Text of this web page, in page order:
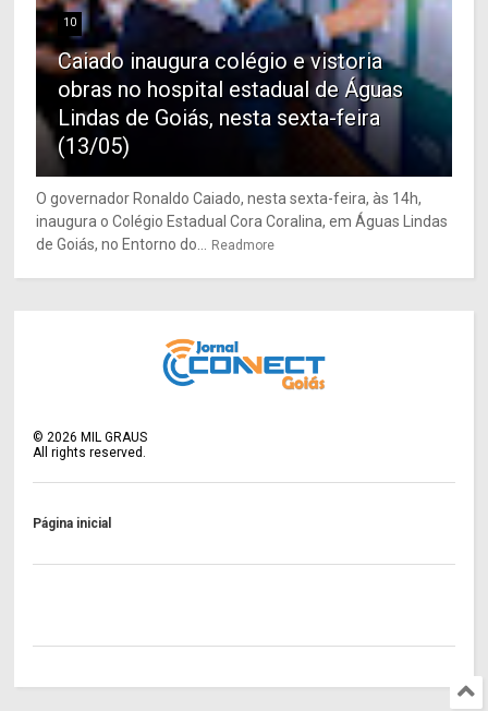
10
Caiado inaugura colégio e vistoria
obras no hospital estadual de Águas
Lindas de Goiás, nesta sexta-feira
(13/05)
O governador Ronaldo Caiado, nesta sexta-feira, às 14h,
inaugura o Colégio Estadual Cora Coralina, em Águas Lindas
de Goiás, no Entorno do...
Readmore
©2026 MIL GRAUS
All rights reserved.
Página inicial